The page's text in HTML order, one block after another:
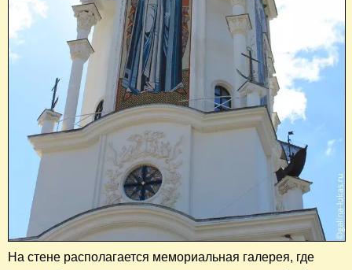
На стене располагается мемориальная галерея, где